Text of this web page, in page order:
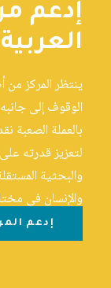
إدعم
العربية
ينتظر المركز
الوقوف إلى
بالعملة الصعبة
لتعزيز قدرته
والبحثية
والإنسان في
إدعم